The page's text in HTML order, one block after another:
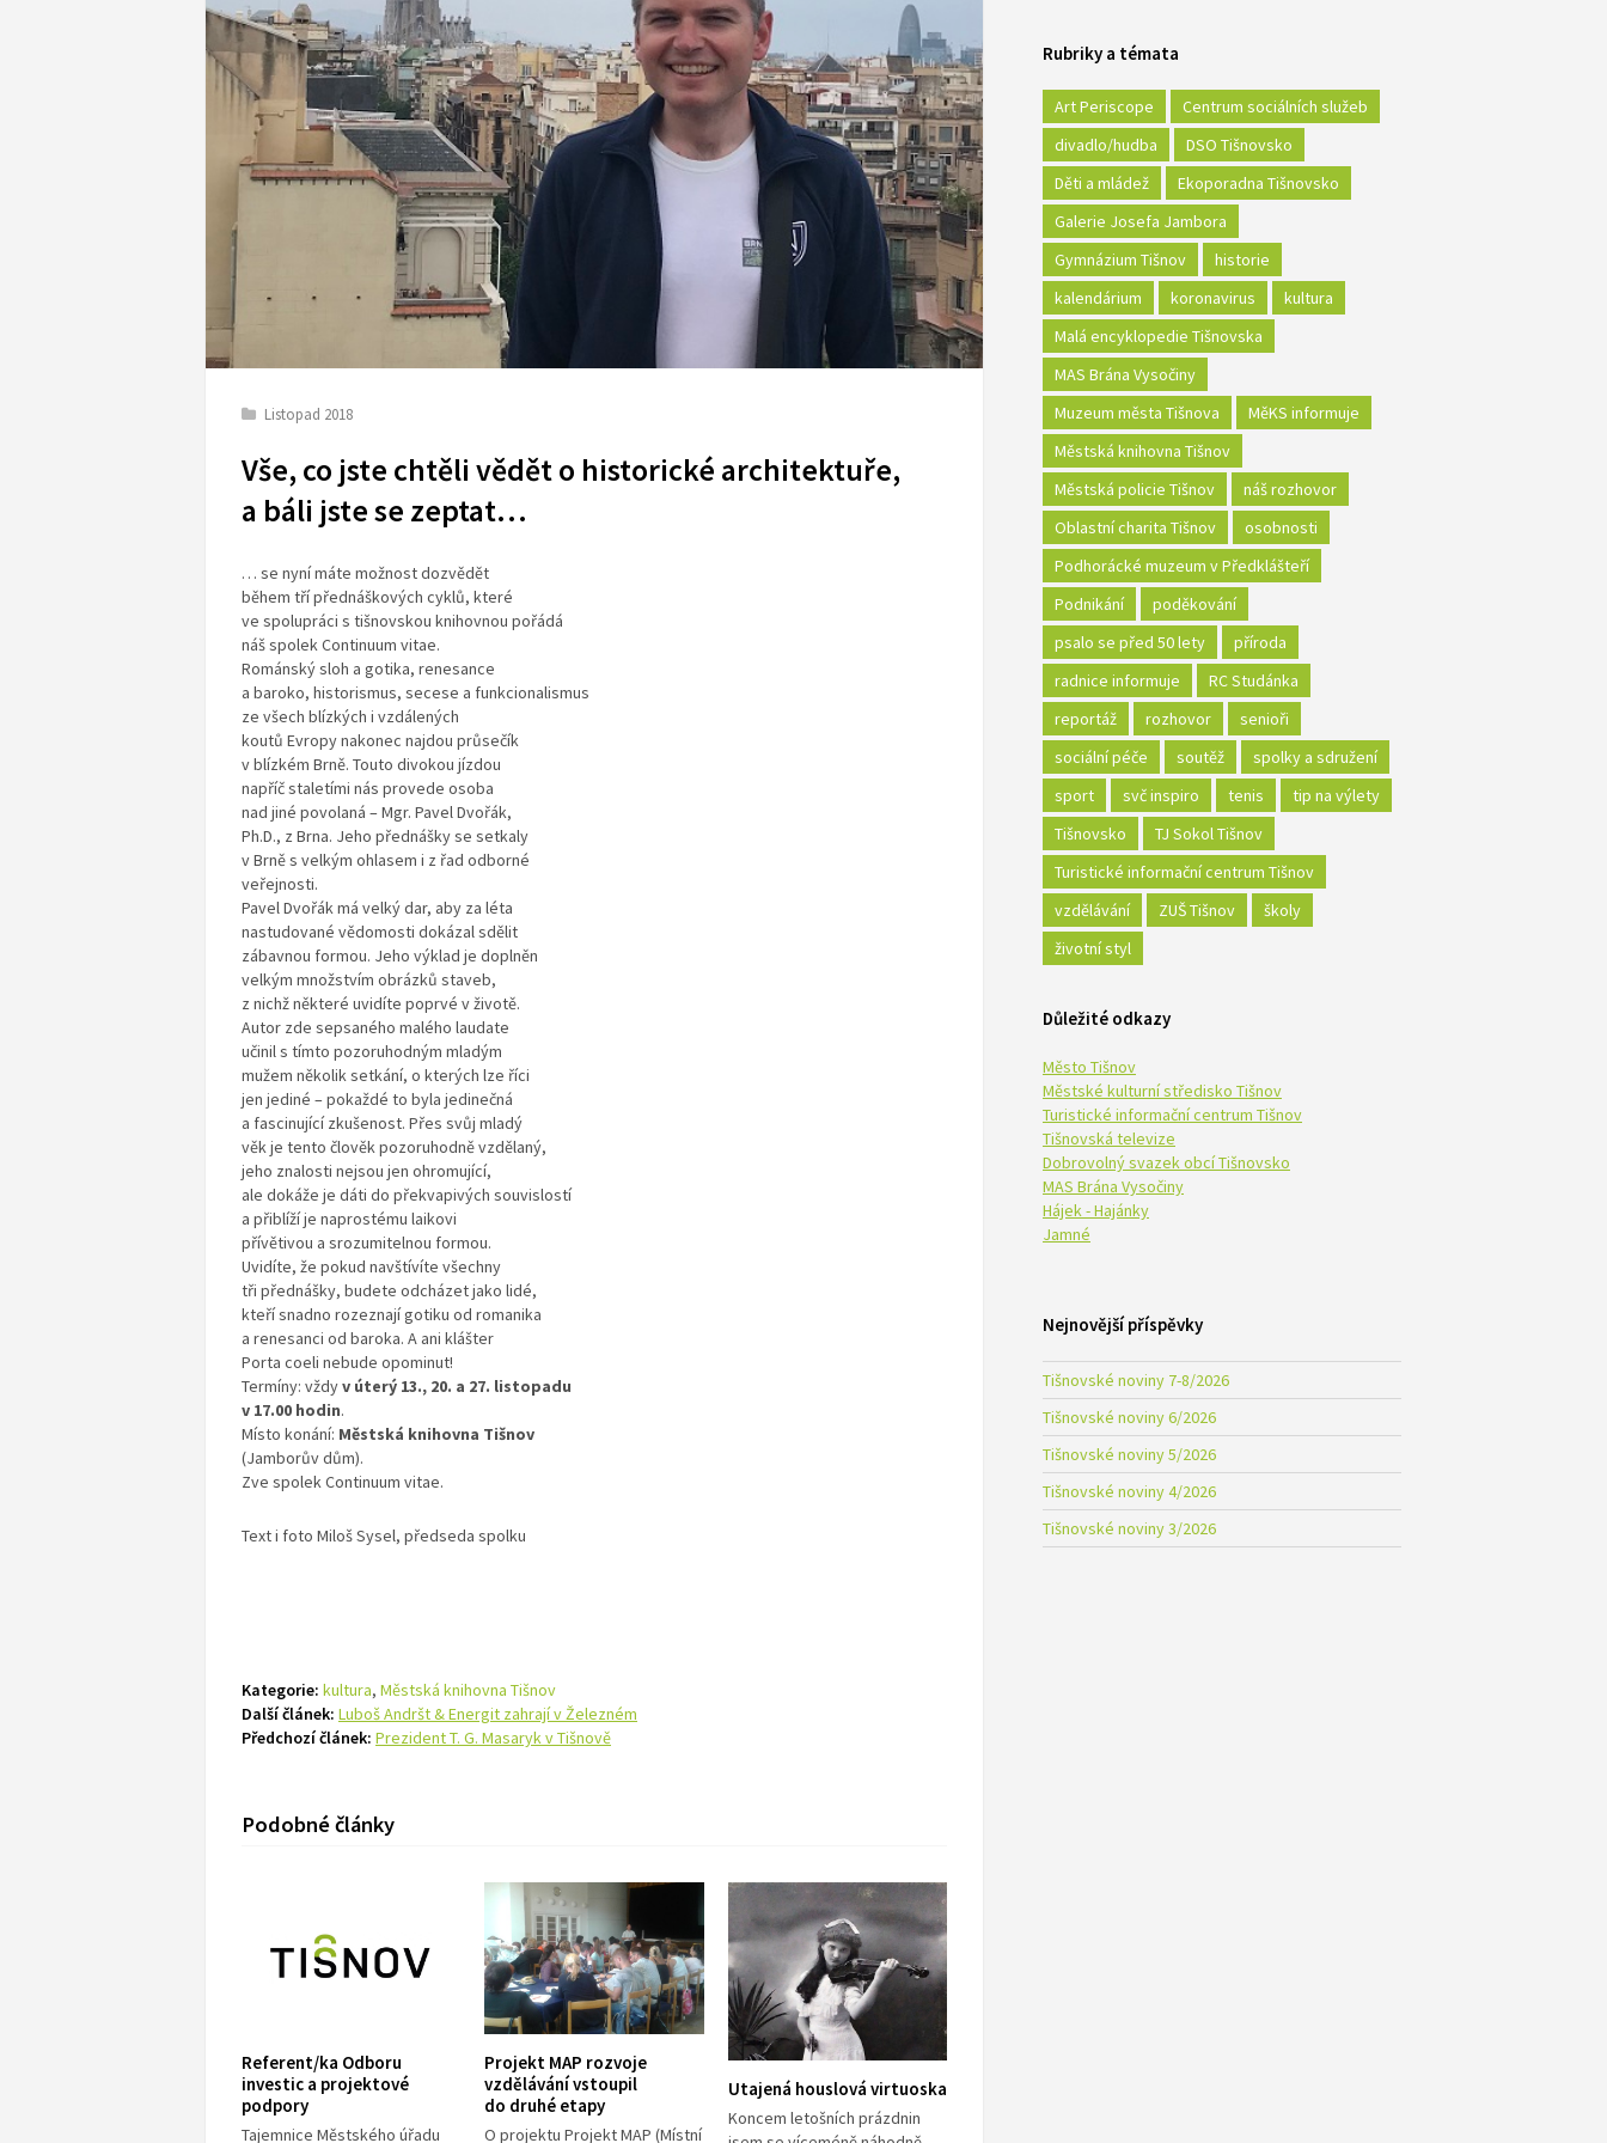
Listopad 2018
Vše, co jste chtěli vědět o historické architektuře,
a báli jste se zeptat…
… se nyní máte možnost dozvědět
během tří přednáškových cyklů, které
ve spolupráci s tišnovskou knihovnou pořádá
náš spolek Continuum vitae.
Románský sloh a gotika, renesance
a baroko, historismus, secese a funkcionalismus
ze všech blízkých i vzdálených
koutů Evropy nakonec najdou průsečík
v blízkém Brně. Touto divokou jízdou
napříč staletími nás provede osoba
nad jiné povolaná – Mgr. Pavel Dvořák,
Ph.D., z Brna. Jeho přednášky se setkaly
v Brně s velkým ohlasem i z řad odborné
veřejnosti.
Pavel Dvořák má velký dar, aby za léta
nastudované vědomosti dokázal sdělit
zábavnou formou. Jeho výklad je doplněn
velkým množstvím obrázků staveb,
z nichž některé uvidíte poprvé v životě.
Autor zde sepsaného malého laudate
učinil s tímto pozoruhodným mladým
mužem několik setkání, o kterých lze říci
jen jediné – pokaždé to byla jedinečná
a fascinující zkušenost. Přes svůj mladý
věk je tento člověk pozoruhodně vzdělaný,
jeho znalosti nejsou jen ohromující,
ale dokáže je dáti do překvapivých souvislostí
a přiblíží je naprostému laikovi
přívětivou a srozumitelnou formou.
Uvidíte, že pokud navštívíte všechny
tři přednášky, budete odcházet jako lidé,
kteří snadno rozeznají gotiku od romanika
a renesanci od baroka. A ani klášter
Porta coeli nebude opominut!
Termíny: vždyv úterý 13., 20. a 27. listopadu
v 17.00 hodin.
Místo konání: Městská knihovna Tišnov
(Jamborův dům).
Zve spolek Continuum vitae.
Text i foto Miloš Sysel, předseda spolku
Kategorie: kultura, Městská knihovna Tišnov
Další článek: Luboš Andršt & Energit zahrají v Železném
Předchozí článek: Prezident T. G. Masaryk v Tišnově
Podobné články
Referent/ka Odboru
investic a projektové
podpory
Tajemnice Městského úřadu
Projekt MAP rozvoje
vzdělávání vstoupil
do druhé etapy
O projektu Projekt MAP (Místní
Utajená houslová virtuoska
Koncem letošních prázdnin
Rubriky a témata
Art Periscope
Centrum sociálních služeb
divadlo/hudba
DSO Tišnovsko
Děti a mládež
Ekoporadna Tišnovsko
Galerie Josefa Jambora
Gymnázium Tišnov
historie
kalendárium
koronavirus
kultura
Malá encyklopedie Tišnovska
MAS Brána Vysočiny
Muzeum města Tišnova
MěKS informuje
Městská knihovna Tišnov
Městská policie Tišnov
náš rozhovor
Oblastní charita Tišnov
osobnosti
Podhorácké muzeum v Předklášteří
Podnikání
poděkování
psalo se před 50 lety
příroda
radnice informuje
RC Studánka
reportáž
rozhovor
senioři
sociální péče
soutěž
spolky a sdružení
sport
svč inspiro tenis
tip na výlety
Tišnovsko
TJ Sokol Tišnov
Turistické informační centrum Tišnov
vzdělávání
ZUŠ Tišnov
školy
životní styl
Důležité odkazy
Město Tišnov
Městské kulturní středisko Tišnov
Turistické informační centrum Tišnov
Tišnovská televize
Dobrovolný svazek obcí Tišnovsko
MAS Brána Vysočiny
Hájek - Hajánky
Jamné
Nejnovější příspěvky
Tišnovské noviny 7-8/2026
Tišnovské noviny 6/2026
Tišnovské noviny 5/2026
Tišnovské noviny 4/2026
Tišnovské noviny 3/2026